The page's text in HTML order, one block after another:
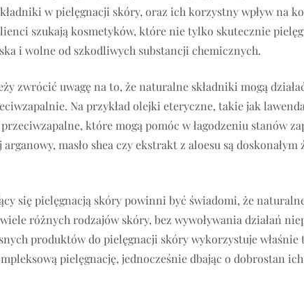
w pielęgnacji skóry, oraz ich korzystny wpływ na
szukają kosmetyków, które nie tylko skutecznie
i wolne od szkodliwych substancji chemicznych.
zwrócić uwagę na to, że naturalne składniki mogą
Na przykład olejki eteryczne, takie jak
które mogą pomóc w łagodzeniu stanów
masło shea czy ekstrakt z aloesu są
się pielęgnacją skóry powinni być świadomi, że
różnych rodzajów skóry, bez wywoływania działań
produktów do pielęgnacji skóry wykorzystuje właśnie
pielęgnację, jednocześnie dbając o dobrostan